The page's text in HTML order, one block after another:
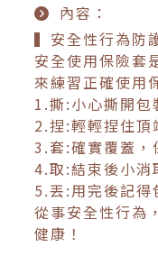
內容：
▍安全性行為防
安全使用保險套
來練習正確使用
1.撕:小心撕開包
2.捏:輕輕捏住頂
3.套:確實覆蓋，
4.取:結束後小消
5.丟:用完後記得
從事安全性行為
健康！